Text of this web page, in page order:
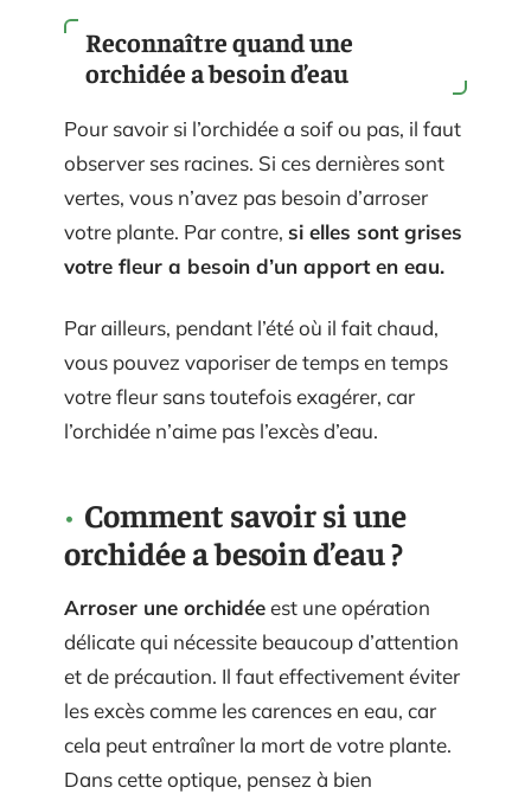
Reconnaître quand une
orchidée a besoin d’eau
Pour savoir si l’orchidée a soif ou pas, il faut
observer ses racines. Si ces dernières sont
vertes, vous n’avez pas besoin d’arroser
votre plante. Par contre, si elles sont grises
votre fleur a besoin d’un apport en eau.
Par ailleurs, pendant l’été où il fait chaud,
vous pouvez vaporiser de temps en temps
votre fleur sans toutefois exagérer, car
l’orchidée n’aime pas l’excès d’eau.
Comment savoir si une
orchidée a besoin d’eau ?
Arroser une orchidéeest une opération
délicate qui nécessite beaucoup d’attention
et de précaution. Il faut effectivement éviter
les excès comme les carences en eau, car
cela peut entraîner la mort de votre plante.
Dans cette optique, pensez à bien